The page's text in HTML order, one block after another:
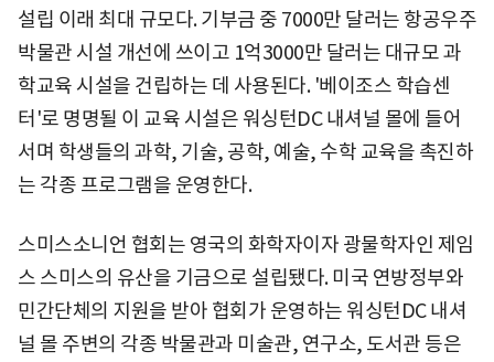
설립 이래 최대 규모다. 기부금 중 7000만 달러는 항공우주
박물관 시설 개선에 쓰이고 1억3000만 달러는 대규모 과
학교육 시설을 건립하는 데 사용된다. '베이조스 학습센
터'로 명명될 이 교육 시설은 워싱턴DC 내셔널 몰에 들어
서며 학생들의 과학, 기술, 공학, 예술, 수학 교육을 촉진하
는 각종 프로그램을 운영한다.
스미스소니언 협회는 영국의 화학자이자 광물학자인 제임
스 스미스의 유산을 기금으로 설립됐다. 미국 연방정부와
민간단체의 지원을 받아 협회가 운영하는 워싱턴DC 내셔
널 몰 주변의 각종 박물관과 미술관, 연구소, 도서관 등은